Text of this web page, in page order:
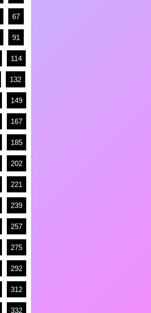
67
91
114
132
149
167
185
202
221
239
257
275
292
312
332